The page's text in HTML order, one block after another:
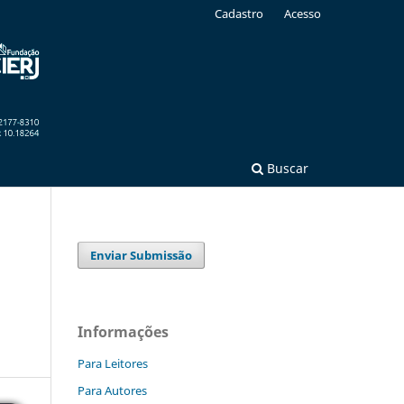
Buscar
Cadastro Acesso
Enviar Submissão
Informações
Para Leitores
Para Autores